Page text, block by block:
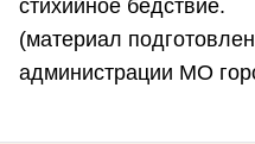
стихийное бедствие.
(материал
администрации МО